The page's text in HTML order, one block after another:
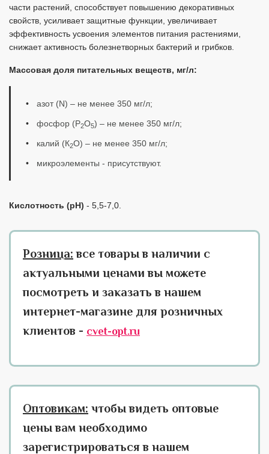
части растений, способствует повышению декоративных
свойств, усиливает защитные функции, увеличивает
эффективность усвоения элементов питания растениями,
снижает активность болезнетворных бактерий и грибков.
Массовая доля питательных веществ, мг/л:
азот (N) – не менее 350 мг/л;
фосфор (Р2О5) – не менее 350 мг/л;
калий (К2О) – не менее 350 мг/л;
микроэлементы - присутствуют.
Кислотность (рН) - 5,5-7,0.
Розница: все товары в наличии с
актуальными ценами вы можете
посмотреть и заказать в нашем
интернет-магазине для розничных
клиентов - cvet-opt.ru
Оптовикам: чтобы видеть оптовые
цены вам необходимо
зарегистрироваться в нашем